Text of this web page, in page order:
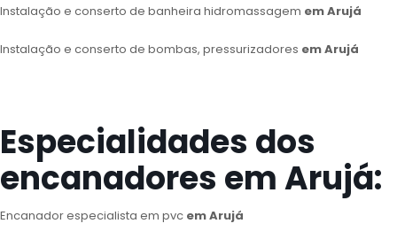
Instalação e conserto de banheira hidromassagem em Arujá
Instalação e conserto de bombas, pressurizadores em Arujá
Especialidades dos
encanadores em Arujá:
Encanador especialista em pvc em Arujá